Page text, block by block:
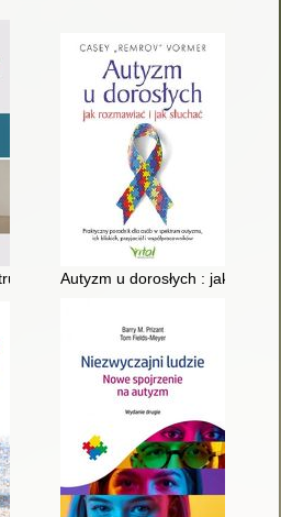
autyzmu u dzieci : doświadczenia
Autyzm u dorosłych : jak